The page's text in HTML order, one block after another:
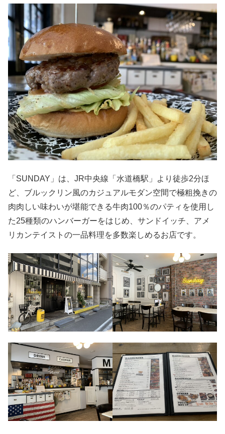
「SUNDAY」は、JR中央線「水道橋駅」より徒歩2分ほ
ど、ブルックリン風のカジュアルモダン空間で極粗挽きの
肉肉しい味わいが堪能できる牛肉100％のパティを使用し
た25種類のハンバーガーをはじめ、サンドイッチ、アメ
リカンテイストの一品料理を多数楽しめるお店です。